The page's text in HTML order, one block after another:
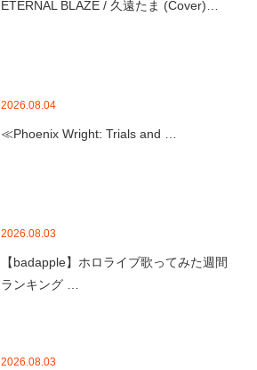
ETERNAL BLAZE / 久遠たま (Cover)…
2026.08.04
≪Phoenix Wright: Trials and …
2026.08.03
【badapple】ホロライブ歌ってみた週間
ランキング …
2026.08.03